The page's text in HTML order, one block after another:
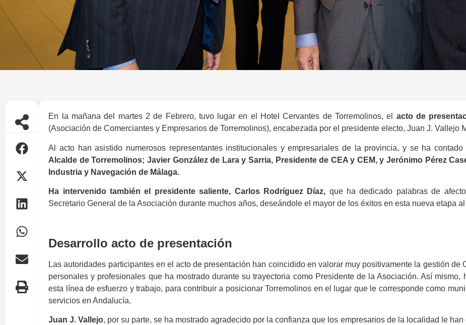
En la mañana del martes 2 de Febrero, tuvo lugar en el Hotel Cervantes de Torremolinos, el acto de
(Asociación de Comerciantes y Empresarios de Torremolinos), encabezada por el presidente electo, Juan J. Vallejo
Al acto han asistido numerosos representantes institucionales y empresariales de la provincia, y se ha contado
Alcalde de Torremolinos; Javier González de Lara y Sarria, Presidente de CEA y CEM, y Jerónimo Pérez
Industria y Navegación de Málaga.
Ha intervenido también el presidente saliente, Carlos Rodríguez Díaz, que ha dedicado palabras de
Secretario General de la Asociación durante muchos años, deseándole el mayor de los éxitos en esta nueva etapa al
Desarrollo acto de presentación
Las autoridades participantes en el acto de presentación han coincidido en valorar muy positivamente la gestión
personales y profesionales que ha mostrado durante su trayectoria como Presidente de la Asociación. Así
esta línea de esfuerzo y trabajo, para contribuir a posicionar Torremolinos en el lugar que le corresponde como
servicios en Andalucía.
Juan J. Vallejo, por su parte, se ha mostrado agradecido por la confianza que los empresarios de la localidad le